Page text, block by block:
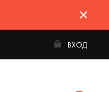
ВХОД